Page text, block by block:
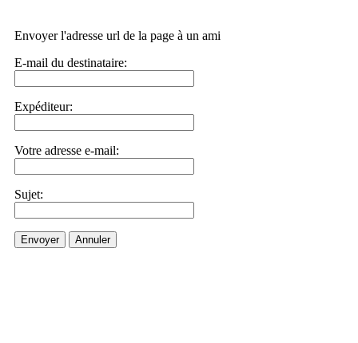
Envoyer l'adresse url de la page à un ami
E-mail du destinataire:
Expéditeur:
Votre adresse e-mail:
Sujet:
Envoyer Annuler